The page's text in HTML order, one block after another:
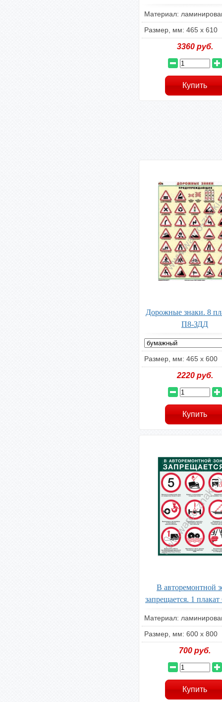
Материал:
Размер, мм: 465 х 610
3360руб.
Дорожные знаки. 8
П8-ЗДД
Размер, мм: 465 х 600
2220руб.
В авторемонтной
запрещается. 1
Материал:
Размер, мм: 600 х 800
700 руб.